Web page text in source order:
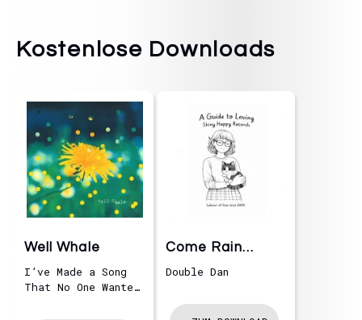
Kostenlose Downloads
Well Whale
I’ve Made a Song
That No One Wante…
Come Rain
Come Shine
Double Dan